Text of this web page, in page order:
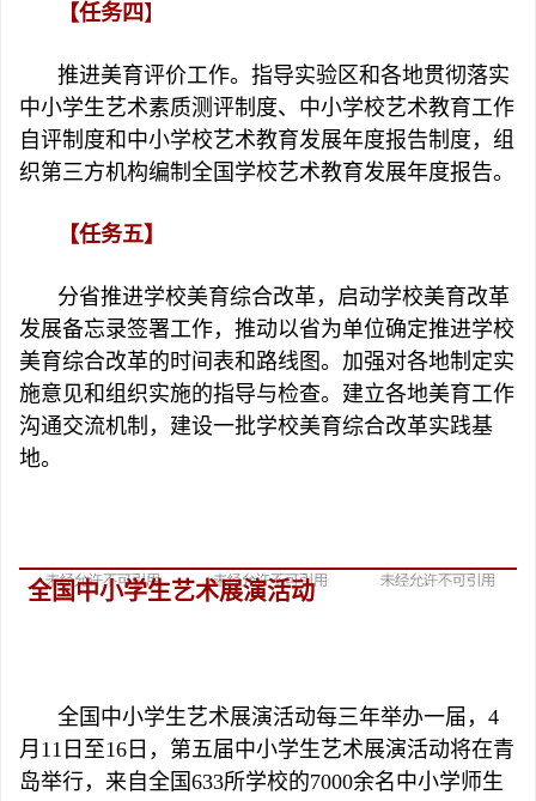
【任务四 】
推进美育评价工作。指导实验区和各地贯彻落实
中小学生艺术素质测评制度、中小学校艺术教育工作
自评制度和中小学校艺术教育发展年度报告制度，组
织第三方机构编制全国学校艺术教育发展年度报告。
【任务五】
分省推进学校美育综合改革，启动学校美育改革
发展备忘录签署工作，推动以省为单位确定推进学校
美育综合改革的时间表和路线图。加强对各地制定实
施意见和组织实施的指导与检查。建立各地美育工作
沟通交流机制，建设一批学校美育综合改革实践基
地。
全国中小学生艺术展演活动
全国中小学生艺术展演活动每三年举办一届，4
月11日至16日，第五届中小学生艺术展演活动将在青
岛举行，来自全国633所学校的7000余名中小学师生